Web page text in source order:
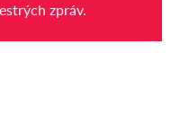
zpráv.